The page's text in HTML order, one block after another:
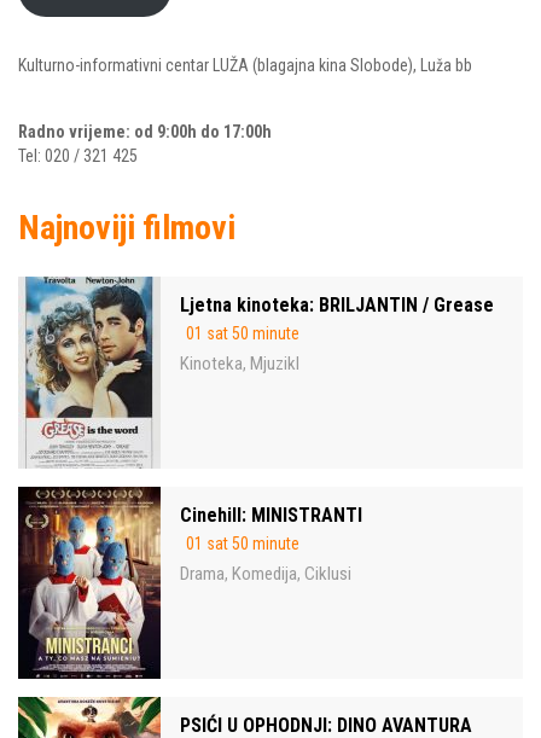
Kulturno-informativni centar LUŽA (blagajna kina Slobode), Luža bb
Radno vrijeme: od 9:00h do 17:00h
Tel: 020 / 321 425
Najnoviji filmovi
Ljetna kinoteka: BRILJANTIN / Grease
01 sat 50 minute
Kinoteka, Mjuzikl
Cinehill: MINISTRANTI
01 sat 50 minute
Drama, Komedija, Ciklusi
PSIĆI U OPHODNJI: DINO AVANTURA